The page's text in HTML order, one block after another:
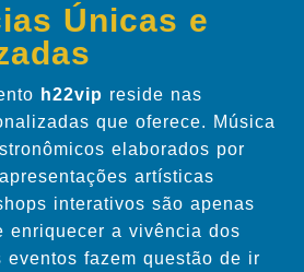
Únicas e
h22vip reside nas
que oferece. Música
elaborados por
artísticas
interativos são apenas
enriquecer a vivência dos
eventos fazem questão de ir